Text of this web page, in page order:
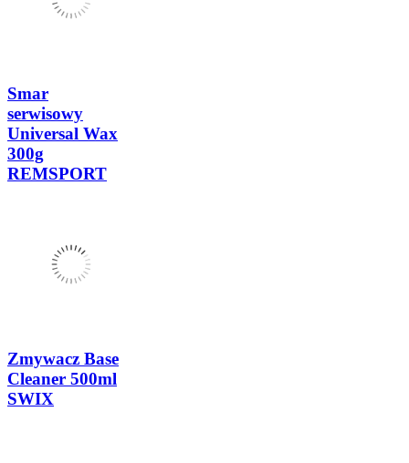
Smar
serwisowy
Universal Wax
300g
REMSPORT
Zmywacz Base
Cleaner 500ml
SWIX